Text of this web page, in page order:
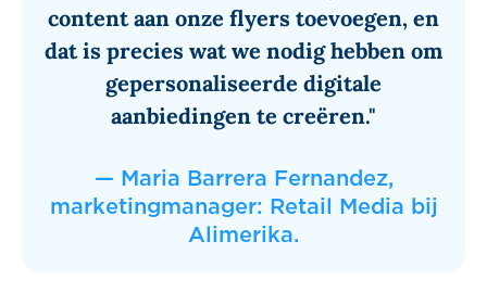
content aan onze flyers toevoegen, en
dat is precies wat we nodig hebben om
gepersonaliseerde digitale
aanbiedingen te creëren."
— Maria Barrera Fernandez,
marketingmanager: Retail Media bij
Alimerika.